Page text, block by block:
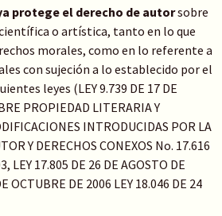
protege el derecho de autorsobre
o artística, tanto en lo que
morales, como en lo referente a
con sujeción a lo establecido por el
leyes (LEY 9.739 DE 17 DE
PROPIEDAD LITERARIA Y
INTRODUCIDAS POR LA
Y DERECHOS CONEXOS No. 17.616
LEY 17.805 DE 26 DE AGOSTO DE
OCTUBRE DE 2006 LEY 18.046 DE 24